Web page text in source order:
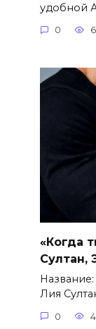
удобной
0
«Когда
Султан,
Лия
0